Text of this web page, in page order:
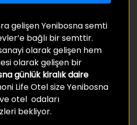
gelişen Yenibosna semti
bağlı bir semttir.
olarak gelişen hem
olarak gelişen bir
günlük kiralık daire
Life Otel size Yenibosna
otel odaları
bekliyor.